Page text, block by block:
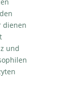
dienen
und